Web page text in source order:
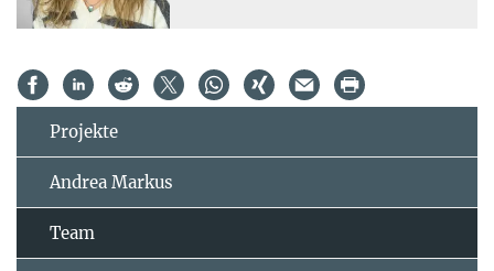
Projekte
Andrea Markus
Team